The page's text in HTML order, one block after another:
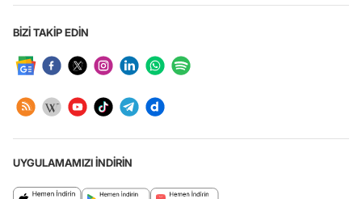
BİZİ TAKİP EDİN
UYGULAMAMIZI İNDİRİN